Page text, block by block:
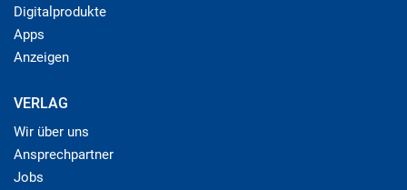
Digitalprodukte
Apps
Anzeigen
VERLAG
Wir über uns
Ansprechpartner
Jobs